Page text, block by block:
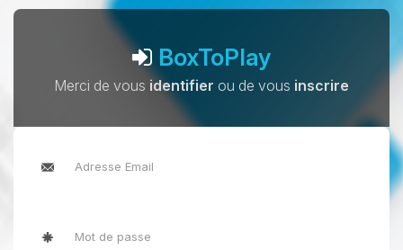
BoxToPlay
Merci de vous identifier ou de vous inscrire